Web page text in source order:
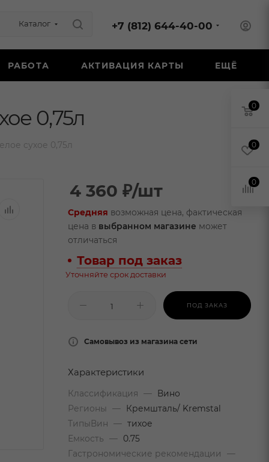
Каталог +7 (812) 644-40-00
РАБОТА АКТИВАЦИЯ КАРТЫ ЕЩЁ
0,75л
сухое 0,75л
4 360 ₽/шт
Средняя возможная цена, фактическая
цена в выбранном магазине может
отличаться
Товар под заказ
Уточняйте срок доставки
ПОД ЗАКАЗ
Самовывоз из магазина сети
Характеристики
Классификация —
Вино
Регионы
—
Кремшталь/ Kremstal
ТипыВин
— тихое
Емкость
—
0.75
Гастрономические рекомендации
—
0
0
0